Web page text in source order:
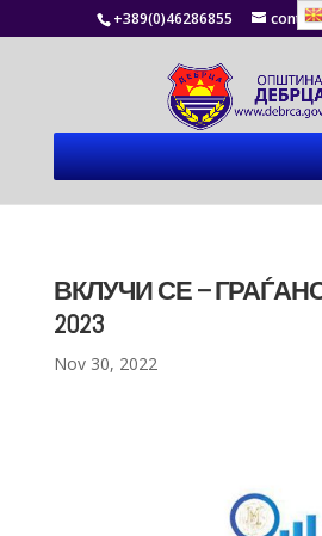
+389(0)46286855
ВКЛУЧИ СЕ –
2023
Nov 30, 2022